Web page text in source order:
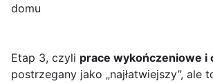
domu
Etap 3, czyli prace wykończeniowe i
postrzegany jako „najłatwiejszy”, ale